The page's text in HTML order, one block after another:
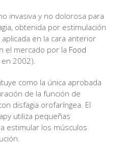
invasiva y no dolorosa para
obtenida por estimulación
en la cara anterior
el mercado por la Food
en 2002).
como la única aprobada
de la función de
disfagia orofaríngea. El
utiliza pequeñas
estimular los músculos